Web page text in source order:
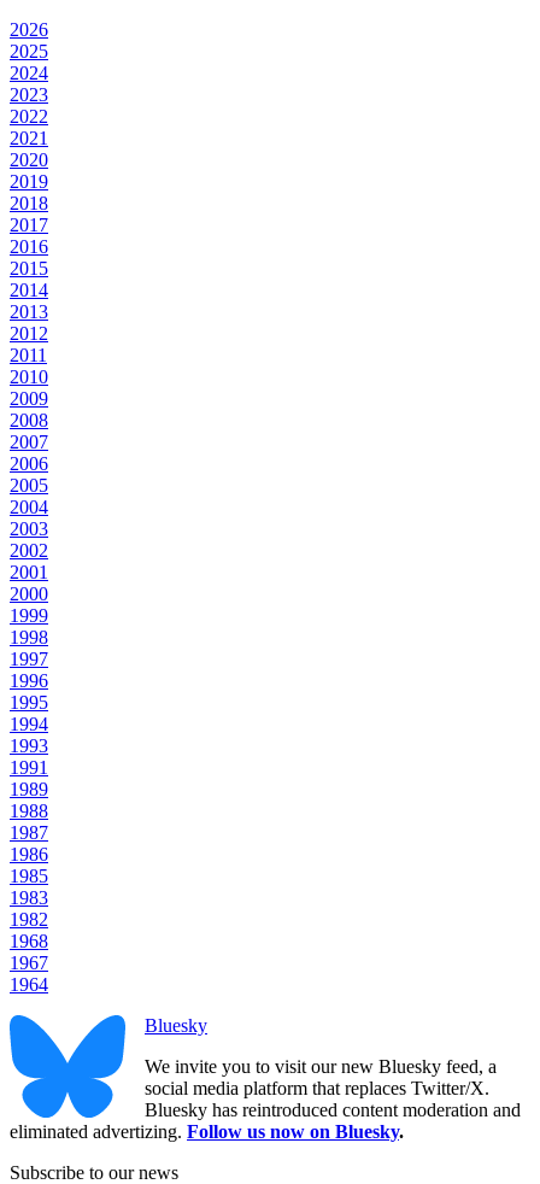
2026
2025
2024
2023
2022
2021
2020
2019
2018
2017
2016
2015
2014
2013
2012
2011
2010
2009
2008
2007
2006
2005
2004
2003
2002
2001
2000
1999
1998
1997
1996
1995
1994
1993
1991
1989
1988
1987
1986
1985
1983
1982
1968
1967
1964
Bluesky
We invite you to visit our new Bluesky feed, a
social media platform that replaces Twitter/X.
Bluesky has reintroduced content moderation and
eliminated advertizing. Follow us now on Bluesky.
Subscribe to our news